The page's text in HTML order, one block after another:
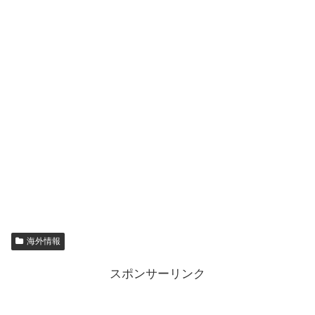
海外情報
スポンサーリンク